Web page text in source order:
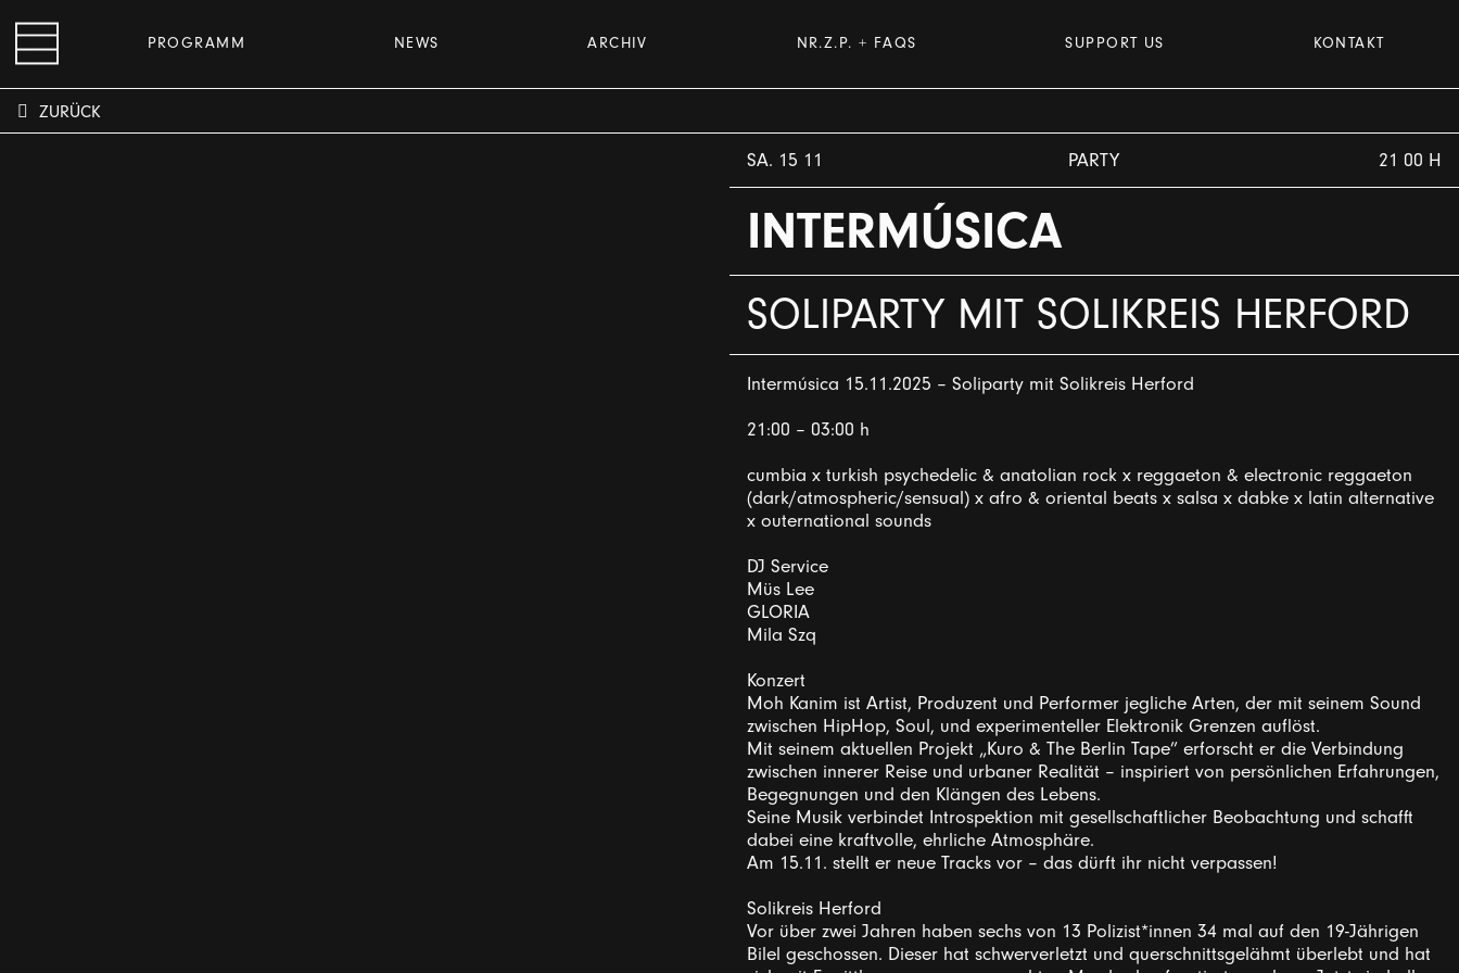
PROGRAMM NEWS ARCHIV NR.Z.P. + FAQS SUPPORT US KONTAKT
ZURÜCK
SA. 15 11 PARTY 21 00 H
INTERMÚSICA
SOLIPARTY MIT SOLIKREIS HERFORD
Intermúsica 15.11.2025 – Soliparty mit Solikreis Herford
21:00 – 03:00 h
cumbia x turkish psychedelic & anatolian rock x reggaeton & electronic reggaeton
(dark/atmospheric/sensual) x afro & oriental beats x salsa x dabke x latin alternative
x outernational sounds
DJ Service
Müs Lee
GLORIA
Mila Szq
Konzert
Moh Kanim ist Artist, Produzent und Performer jegliche Arten, der mit seinem Sound
zwischen HipHop, Soul, und experimenteller Elektronik Grenzen auflöst.
Mit seinem aktuellen Projekt „Kuro & The Berlin Tape” erforscht er die Verbindung
zwischen innerer Reise und urbaner Realität – inspiriert von persönlichen Erfahrungen,
Begegnungen und den Klängen des Lebens.
Seine Musik verbindet Introspektion mit gesellschaftlicher Beobachtung und schafft
dabei eine kraftvolle, ehrliche Atmosphäre.
Am 15.11. stellt er neue Tracks vor – das dürft ihr nicht verpassen!
Solikreis Herford
Vor über zwei Jahren haben sechs von 13 Polizist*innen 34 mal auf den 19-Jährigen
Bilel geschossen. Dieser hat schwerverletzt und querschnittsgelähmt überlebt und hat